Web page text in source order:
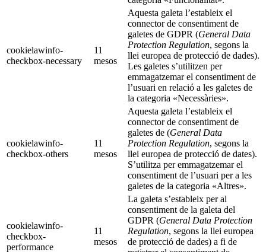
cookielawinfo-
checkbox-necessary
11
mesos
Aquesta galeta l’estableix el
connector de consentiment de
galetes de GDPR (General Data
Protection Regulation, segons la
llei europea de protecció de dades).
Les galetes s’utilitzen per
emmagatzemar el consentiment de
l’usuari en relació a les galetes de
la categoria «Necessàries».
cookielawinfo-
checkbox-others
11
mesos
Aquesta galeta l’estableix el
connector de consentiment de
galetes de (General Data
Protection Regulation, segons la
llei europea de protecció de dates).
S’utilitza per emmagatzemar el
consentiment de l’usuari per a les
galetes de la categoria «Altres».
cookielawinfo-
checkbox-
performance
11
mesos
La galeta s’estableix per al
consentiment de la galeta del
GDPR (General Data Protection
Regulation, segons la llei europea
de protecció de dades) a fi de